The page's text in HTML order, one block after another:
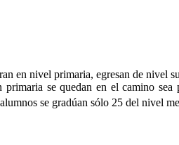
en nivel primaria, egresan de nivel
se quedan en el camino
se gradúan sólo 25 del nivel